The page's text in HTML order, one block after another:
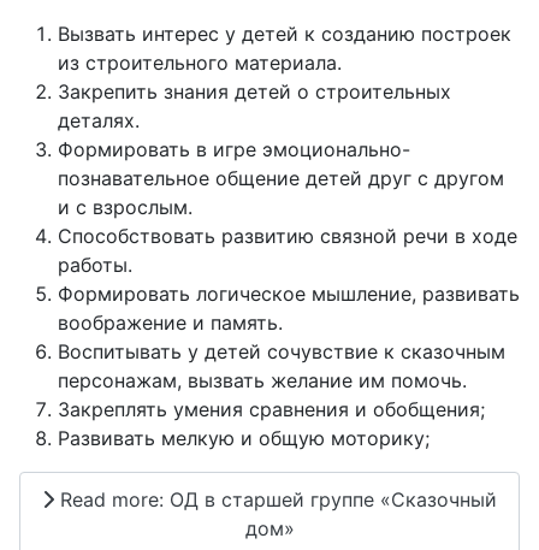
Вызвать интерес у детей к созданию построек
из строительного материала.
Закрепить знания детей о строительных
деталях.
Формировать в игре эмоционально-
познавательное общение детей друг с другом
и с взрослым.
Способствовать развитию связной речи в ходе
работы.
Формировать логическое мышление, развивать
воображение и память.
Воспитывать у детей сочувствие к сказочным
персонажам, вызвать желание им помочь.
Закреплять умения сравнения и обобщения;
Развивать мелкую и общую моторику;
Read more: ОД в старшей группе «Сказочный
дом»